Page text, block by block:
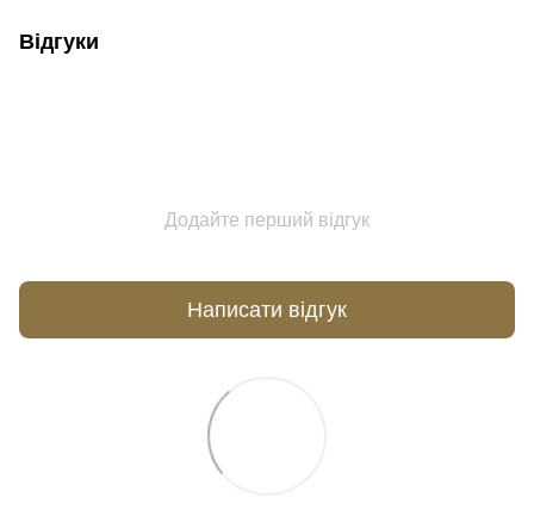
Відгуки
Додайте перший відгук
Написати відгук